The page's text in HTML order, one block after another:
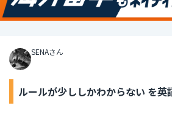
SENAさん
ルールが少ししかわからない を英